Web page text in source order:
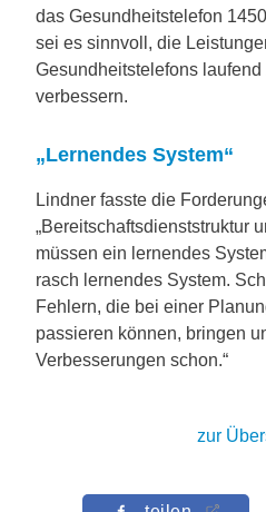
das Gesundheitstelefon
sei es sinnvoll, die
Gesundheitstelefons
verbessern.
„Lernendes System“
Lindner fasste die
„Bereitschaftsdienststruktur
müssen ein lernendes
rasch lernendes System.
Fehlern, die bei einer
passieren können, bringen
Verbesserungen schon.“
zur